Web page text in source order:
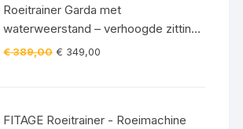
Roeitrainer Garda met
waterweerstand – verhoogde zitting
– Bluetooth – 120 kg incl.
€389,00 Oorspronkelijke
€ 349,00
FITAGE Roeitrainer - Roeimachine